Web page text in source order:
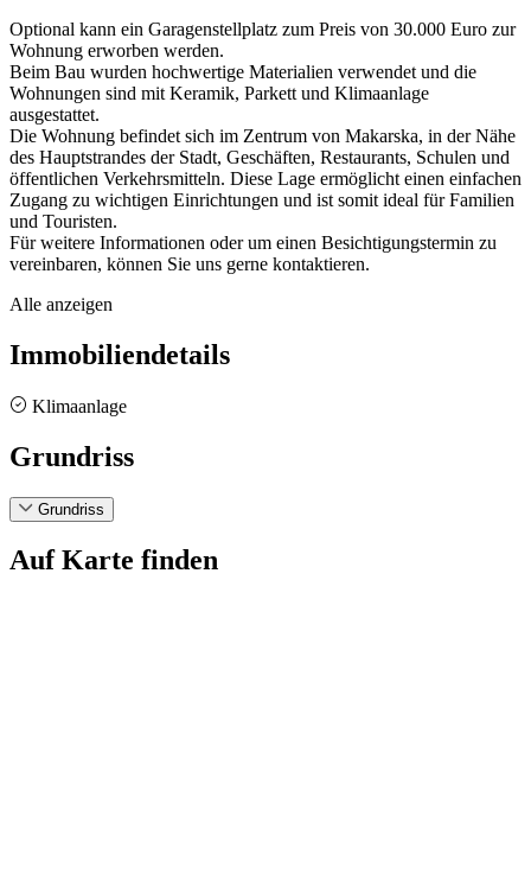
Optional kann ein Garagenstellplatz zum Preis von 30.000 Euro zur
Wohnung erworben werden.
Beim Bau wurden hochwertige Materialien verwendet und die
Wohnungen sind mit Keramik, Parkett und Klimaanlage
ausgestattet.
Die Wohnung befindet sich im Zentrum von Makarska, in der Nähe
des Hauptstrandes der Stadt, Geschäften, Restaurants, Schulen und
öffentlichen Verkehrsmitteln. Diese Lage ermöglicht einen einfachen
Zugang zu wichtigen Einrichtungen und ist somit ideal für Familien
und Touristen.
Für weitere Informationen oder um einen Besichtigungstermin zu
vereinbaren, können Sie uns gerne kontaktieren.
Alle anzeigen
Immobiliendetails
Klimaanlage
Grundriss
Grundriss
Auf Karte finden